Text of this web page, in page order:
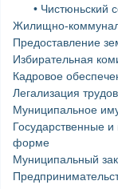
• Чистюньский
Жилищно-
Предоставление
Избирательная
Кадровое
Легализация
Муниципальное
Государственные
форме
Муниципальный